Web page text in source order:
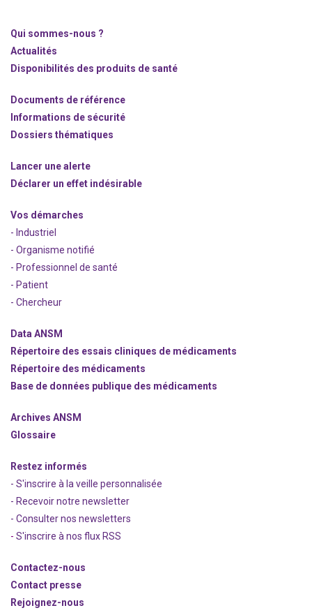
Qui sommes-nous ?
Actualités
Disponibilités des produits de santé
Documents de référence
Informations de sécurité
Dossiers thématiques
Lancer une alerte
Déclarer un effet indésirable
Vos démarches
- Industriel
- Organisme notifié
- Professionnel de santé
- Patient
- Chercheur
Data ANSM
Répertoire des essais cliniques de médicaments
Répertoire des médicaments
Base de données publique des médicaments
Archives ANSM
Glossaire
Restez informés
- S'inscrire à la veille personnalisée
- Recevoir notre newsletter
- Consulter nos newsletters
- S'inscrire à nos flux RSS
Contactez-nous
Contact presse
Rejoignez-nous